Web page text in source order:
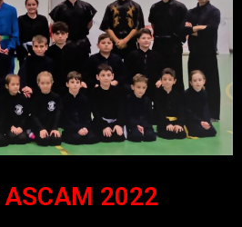
ASCAM 2022